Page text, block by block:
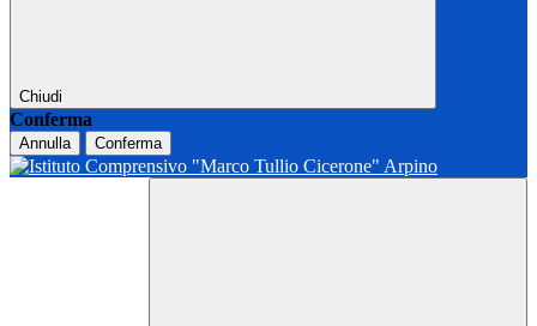
Chiudi
Conferma
Annulla Conferma